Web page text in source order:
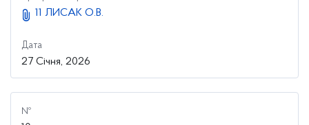
11 ЛИСАК О.В.
Дата
27 Січня, 2026
№